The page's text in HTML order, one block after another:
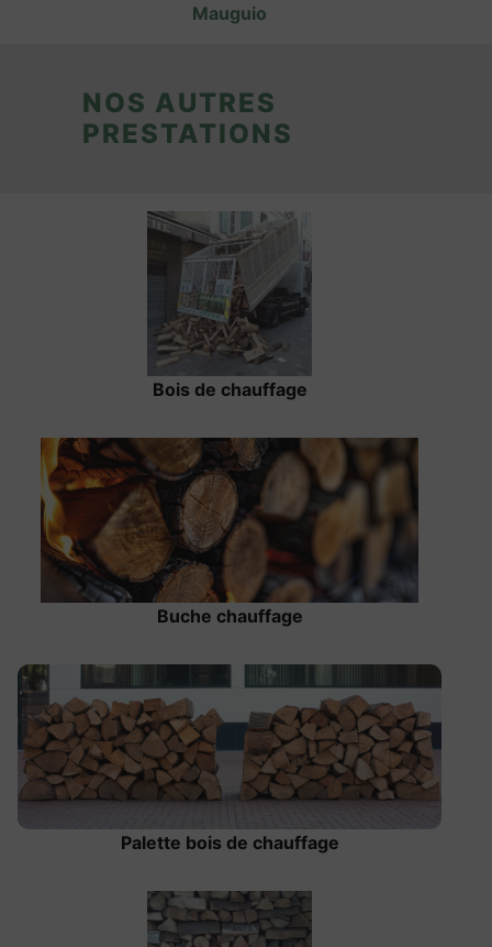
Mauguio
NOS AUTRES
PRESTATIONS
Bois de chauffage
Buche chauffage
Palette bois de chauffage